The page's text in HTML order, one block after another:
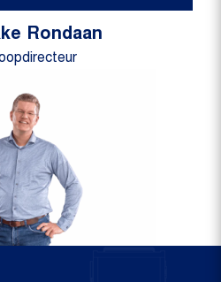
Rondaan